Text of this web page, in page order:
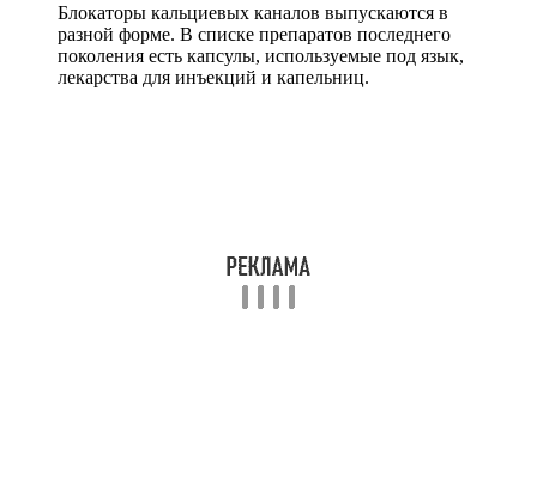
Блокаторы кальциевых каналов выпускаются в
разной форме. В списке препаратов последнего
поколения есть капсулы, используемые под язык,
лекарства для инъекций и капельниц.